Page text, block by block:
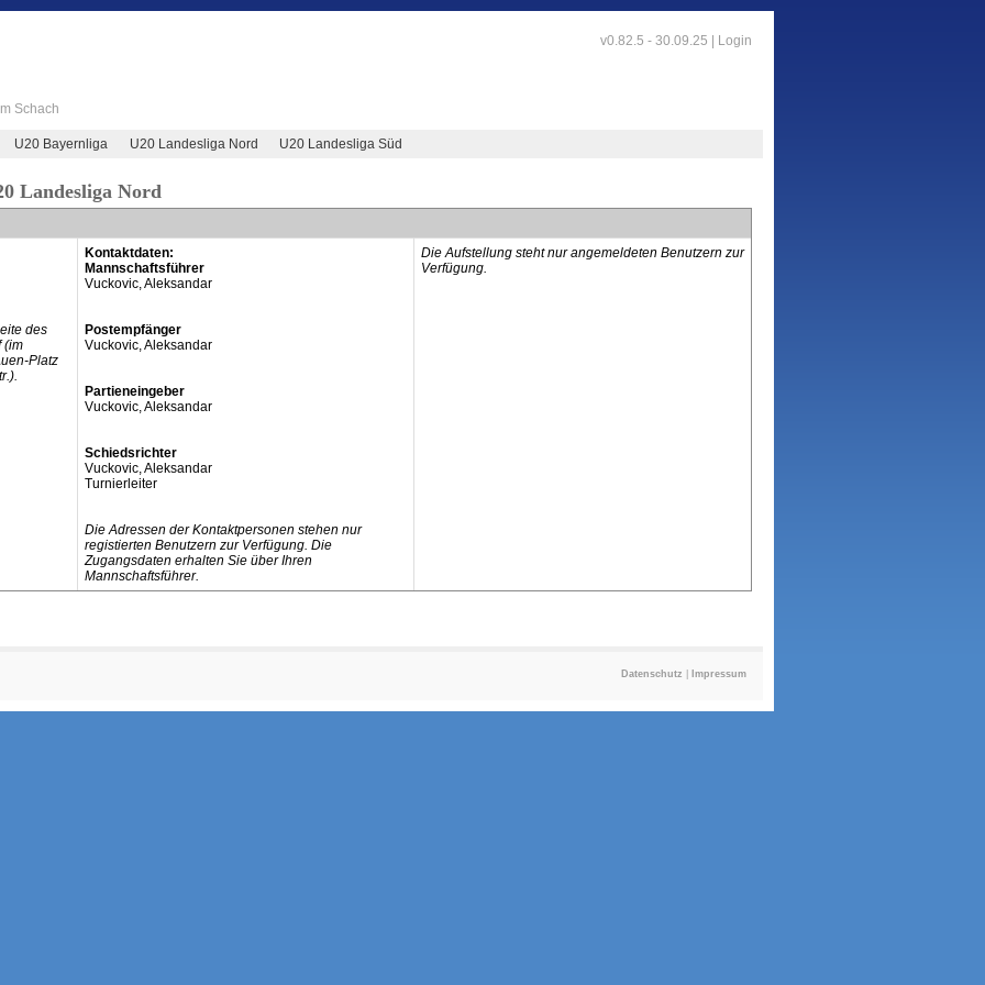
v0.82.5 - 30.09.25 | Login
Schach
U20 Bayernliga U20 Landesliga Nord U20 Landesliga Süd
Landesliga Nord
des
(im
Platz
Kontaktdaten:
Mannschaftsführer
Vuckovic, Aleksandar
Postempfänger
Vuckovic, Aleksandar
Partieneingeber
Vuckovic, Aleksandar
Schiedsrichter
Vuckovic, Aleksandar
Turnierleiter
Die Adressen der Kontaktpersonen stehen nur
registierten Benutzern zur Verfügung. Die
Zugangsdaten erhalten Sie über Ihren
Mannschaftsführer.
Die Aufstellung steht nur angemeldeten Benutzern zur
Verfügung.
Datenschutz Impressum